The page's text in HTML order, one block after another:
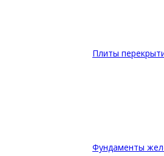
Плиты
Фундаменты